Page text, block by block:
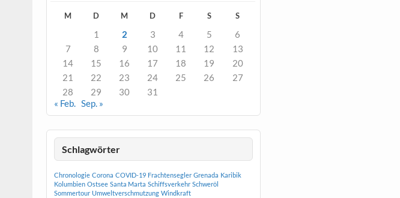
M D M D F S S
1 2 3 4 5
6
7
8 9 10 11 12
13
14
15 16 17 18 19
20
21
22 23 24 25 26
27
28
29 30
31
« Feb. Sep. »
Schlagwörter
Chronologie Corona COVID-19 Frachtensegler Grenada Karibik
Kolumbien Ostsee Santa Marta Schiffsverkehr Schweröl
Sommertour Umweltverschmutzung Windkraft